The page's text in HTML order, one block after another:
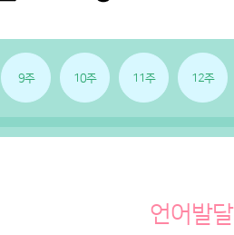
9주 10주 11주 12주
언어발달